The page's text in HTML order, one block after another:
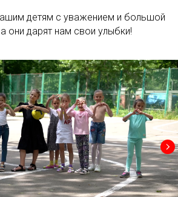
детям с уважением и большой
они дарят нам свои улыбки!